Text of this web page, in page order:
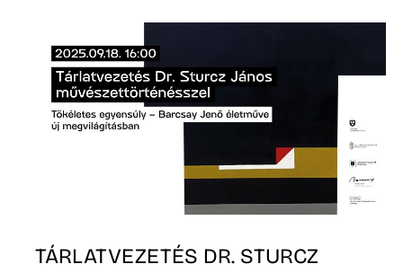
TÁRLATVEZETÉS DR. STURCZ